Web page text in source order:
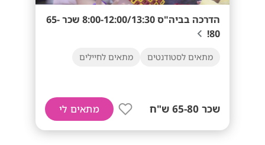
הדרכה בביה"ס 8:00-12:00/13:30 שכר 65-
80!
מתאים לסטודנטים מתאים לחיילים
שכר 65-80 ש"ח מתאים לי